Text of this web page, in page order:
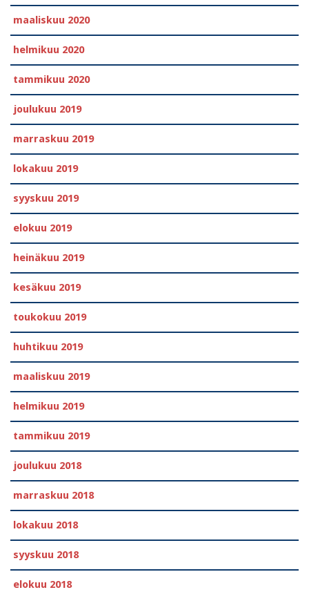
maaliskuu 2020
helmikuu 2020
tammikuu 2020
joulukuu 2019
marraskuu 2019
lokakuu 2019
syyskuu 2019
elokuu 2019
heinäkuu 2019
kesäkuu 2019
toukokuu 2019
huhtikuu 2019
maaliskuu 2019
helmikuu 2019
tammikuu 2019
joulukuu 2018
marraskuu 2018
lokakuu 2018
syyskuu 2018
elokuu 2018